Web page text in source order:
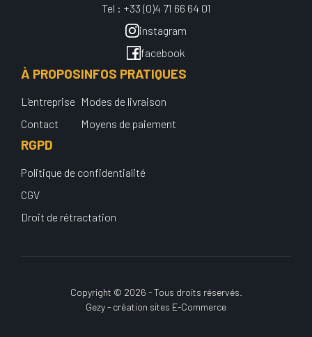
Tel : +33 (0)4 71 66 64 01
instagram
facebook
À PROPOS
L'entreprise
Contact
INFOS PRATIQUES
Modes de livraison
Moyens de paiement
RGPD
Politique de confidentialité
CGV
Droit de rétractation
Copyright © 2026 - Tous droits réservés.
Gezy - création sites E-Commerce